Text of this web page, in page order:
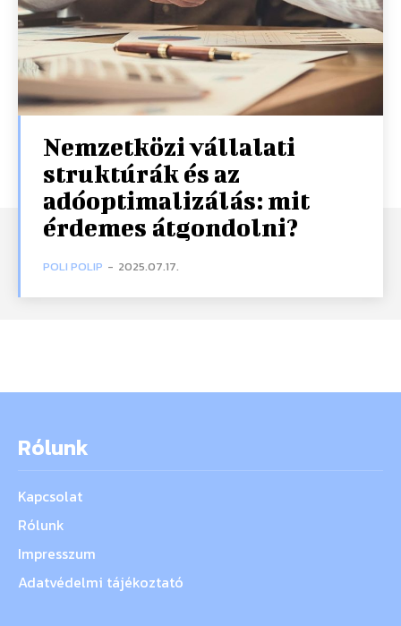
Nemzetközi vállalati
struktúrák és az
adóoptimalizálás: mit
érdemes átgondolni?
POLI POLIP - 2025.07.17.
Rólunk
Kapcsolat
Rólunk
Impresszum
Adatvédelmi tájékoztató